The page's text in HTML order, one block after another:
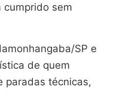
cumprido sem
SP e
de quem
paradas técnicas,